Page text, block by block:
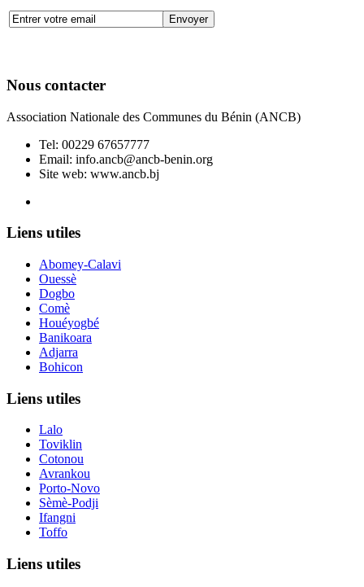
Nous contacter
Association Nationale des Communes du Bénin (ANCB)
Tel: 00229 67657777
Email: info.ancb@ancb-benin.org
Site web: www.ancb.bj
Liens utiles
Abomey-Calavi
Ouessè
Dogbo
Comè
Houéyogbé
Banikoara
Adjarra
Bohicon
Liens utiles
Lalo
Toviklin
Cotonou
Avrankou
Porto-Novo
Sèmè-Podji
Ifangni
Toffo
Liens utiles